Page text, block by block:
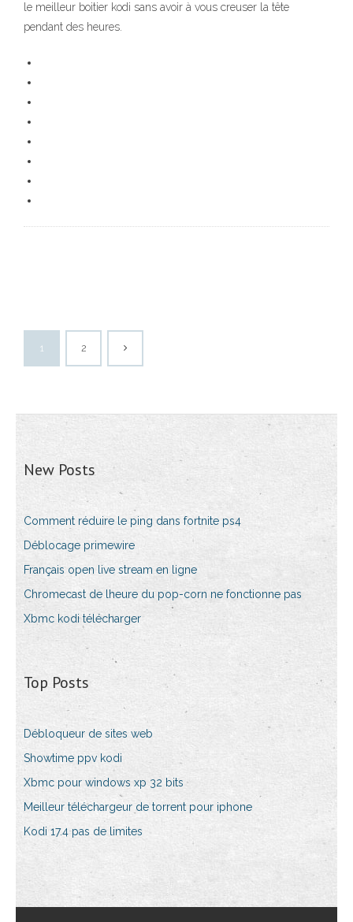
le meilleur boitier kodi sans avoir à vous creuser la tête
pendant des heures.
1 2
New Posts
Comment réduire le ping dans fortnite ps4
Déblocage primewire
Français open live stream en ligne
Chromecast de lheure du pop-corn ne fonctionne pas
Xbmc kodi télécharger
Top Posts
Débloqueur de sites web
Showtime ppv kodi
Xbmc pour windows xp 32 bits
Meilleur téléchargeur de torrent pour iphone
Kodi 17.4 pas de limites